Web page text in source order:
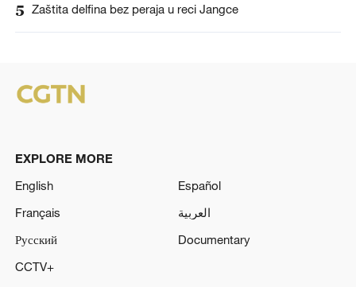
5 Zaštita delfina bez peraja u reci Jangce
EXPLORE MORE
English
Español
Français
العربية
Русский
Documentary
CCTV+